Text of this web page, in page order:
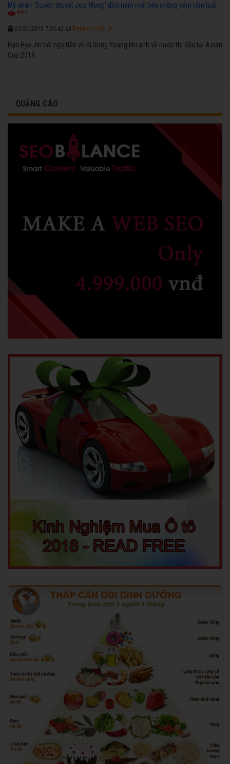
Mỹ nhân 'Truyền thuyết Joo Mong' đón năm mới bên chồng kém tám tuổi
4505
03/01/2019 7:00:42 SA
Han Hye Jin hội ngộ tiền vệ Ki Sung Yeung khi anh về nước thi đấu tại Asian
Cup 2019.
Xem chi tiết
QUẢNG CÁO